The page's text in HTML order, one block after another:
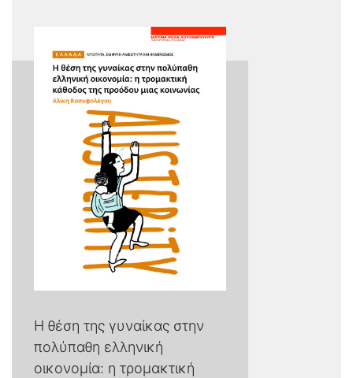
Η θέση της γυναίκας στην
πολύπαθη ελληνική
οικονομία: η τρομακτική